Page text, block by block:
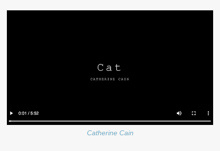
Catherine Cain